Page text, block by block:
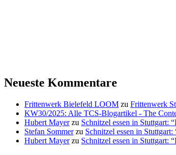
Neueste Kommentare
Frittenwerk Bielefeld LOOM zu Frittenwerk
KW30/2025: Alle TCS-Blogartikel - The
Hubert Mayerzu Schnitzel essen in Stuttgart:
Stefan Sommerzu Schnitzel essen in
Hubert Mayerzu Schnitzel essen in Stuttgart: